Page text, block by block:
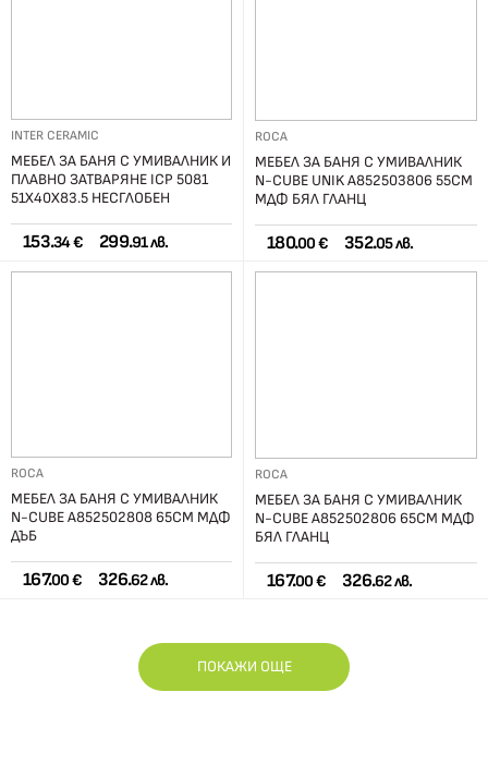
INTER CERAMIC
МЕБЕЛ ЗА БАНЯ С УМИВАЛНИК И
ПЛАВНО ЗАТВАРЯНЕ ICP 5081
51Х40Х83.5 НЕСГЛОБЕН
153.34 € 299.91 лв.
ROCA
МЕБЕЛ ЗА БАНЯ С УМИВАЛНИК
N-CUBE UNIK A852503806 55СМ
МДФ БЯЛ ГЛАНЦ
180.00 € 352.05 лв.
ROCA
МЕБЕЛ ЗА БАНЯ С УМИВАЛНИК
N-CUBE A852502808 65СМ МДФ
ДЪБ
167.00 € 326.62 лв.
ROCA
МЕБЕЛ ЗА БАНЯ С УМИВАЛНИК
N-CUBE A852502806 65СМ МДФ
БЯЛ ГЛАНЦ
167.00 € 326.62 лв.
ПОКАЖИ ОЩЕ